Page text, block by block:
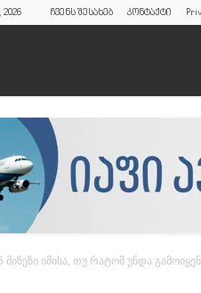
ჩვენს შესახებ კონტაქტი
მიზეზი იმისა, თუ რატომ უნდა